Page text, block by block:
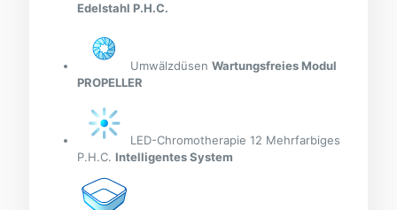
Edelstahl P.H.C.
UmwälzdüsenWartungsfreies Modul
PROPELLER
LED-Chromotherapie 12 Mehrfarbiges
P.H.C.Intelligentes System